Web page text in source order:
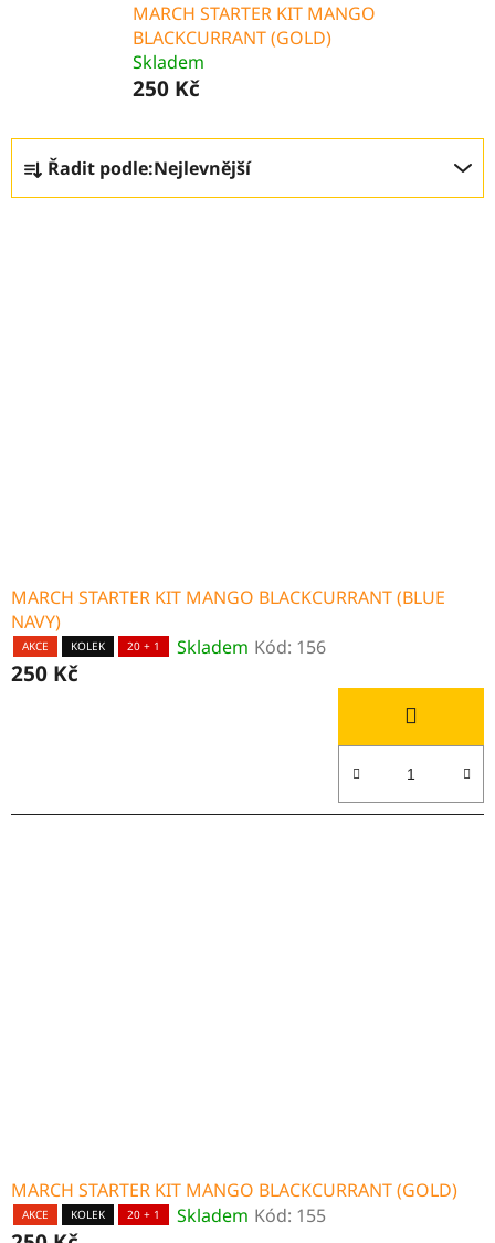
MARCH STARTER KIT MANGO
BLACKCURRANT (GOLD)
Skladem
250 Kč
Ř
a
z
Řadit podle:Nejlevnější
MARCH STARTER KIT MANGO BLACKCURRANT (BLUE
NAVY)
AKCE KOLEK 20 + 1 Skladem Kód: 156
250 Kč
MARCH STARTER KIT MANGO BLACKCURRANT (GOLD)
AKCE KOLEK 20 + 1 Skladem Kód: 155